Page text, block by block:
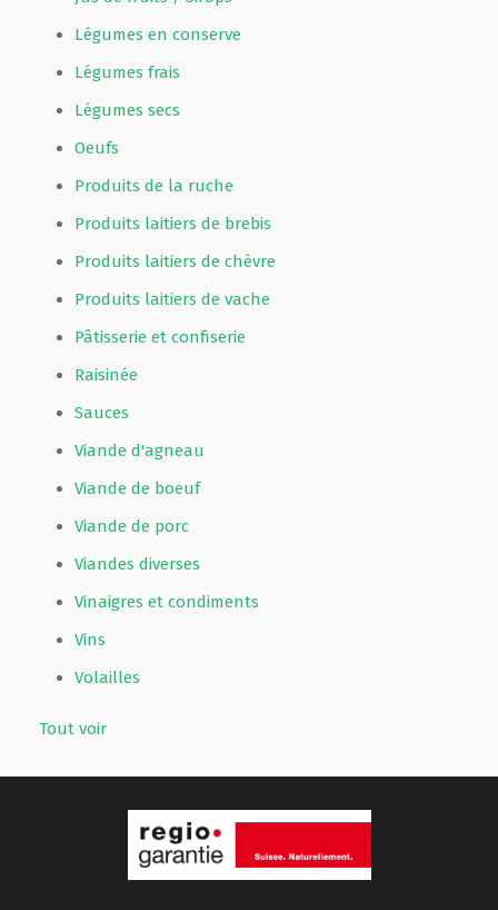
Légumes en conserve
Légumes frais
Légumes secs
Oeufs
Produits de la ruche
Produits laitiers de brebis
Produits laitiers de chèvre
Produits laitiers de vache
Pâtisserie et confiserie
Raisinée
Sauces
Viande d'agneau
Viande de boeuf
Viande de porc
Viandes diverses
Vinaigres et condiments
Vins
Volailles
Tout voir